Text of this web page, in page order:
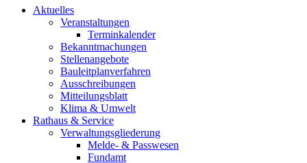
Aktuelles
Veranstaltungen
Terminkalender
Bekanntmachungen
Stellenangebote
Bauleitplanverfahren
Ausschreibungen
Mitteilungsblatt
Klima & Umwelt
Rathaus & Service
Verwaltungsgliederung
Melde- & Passwesen
Fundamt